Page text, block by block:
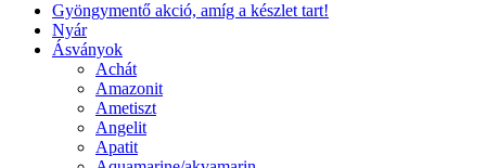
Gyöngymentő akció, amíg a készlet tart!
Nyár
Ásványok
Achát
Amazonit
Ametiszt
Angelit
Apatit